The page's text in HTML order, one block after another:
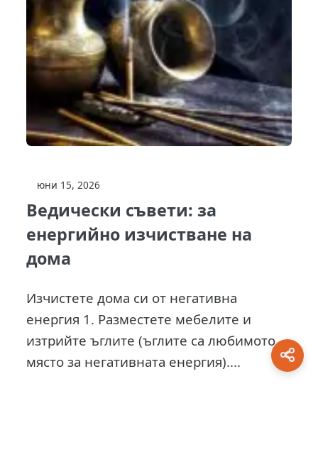
юни 15, 2026
Ведически съвети: за
енергийно изчистване на
дома
Изчистете дома си от негативна
енергия 1. Разместете мебелите и
изтрийте ъглите (ъглите са любимото
място за негативната енергия)....